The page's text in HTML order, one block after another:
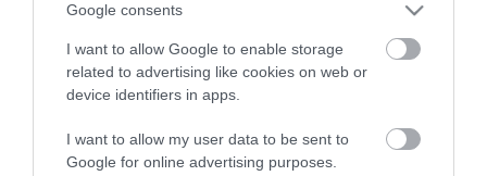
Google consents
I want to allow Google to enable storage
related to advertising like cookies on web or
device identifiers in apps.
I want to allow my user data to be sent to
Google for online advertising purposes.
BOOKING
FEJLESZTÉS FÜRDŐ GYÓGYFÜRDŐ HORVÁTORSZÁG HOTEL
KARANTÉN KORONAVÍRUS
OLASZORSZÁG PROGRAMAJÁNLÓ REPÜLŐ REPÜLŐJÁRAT